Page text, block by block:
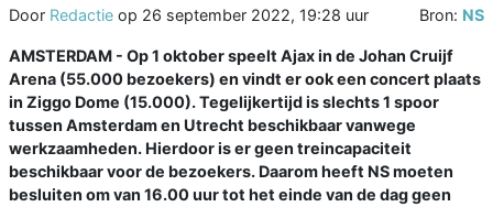
Door Redactie op 26 september 2022, 19:28 uur Bron: NS
AMSTERDAM - Op 1 oktober speelt Ajax in de Johan Cruijf
Arena (55.000 bezoekers) en vindt er ook een concert plaats
in Ziggo Dome (15.000). Tegelijkertijd is slechts 1 spoor
tussen Amsterdam en Utrecht beschikbaar vanwege
werkzaamheden. Hierdoor is er geen treincapaciteit
beschikbaar voor de bezoekers. Daarom heeft NS moeten
besluiten om van 16.00 uur tot het einde van de dag geen